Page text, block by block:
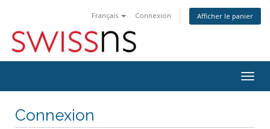
Français Connexion Afficher le panier
la
Connexion